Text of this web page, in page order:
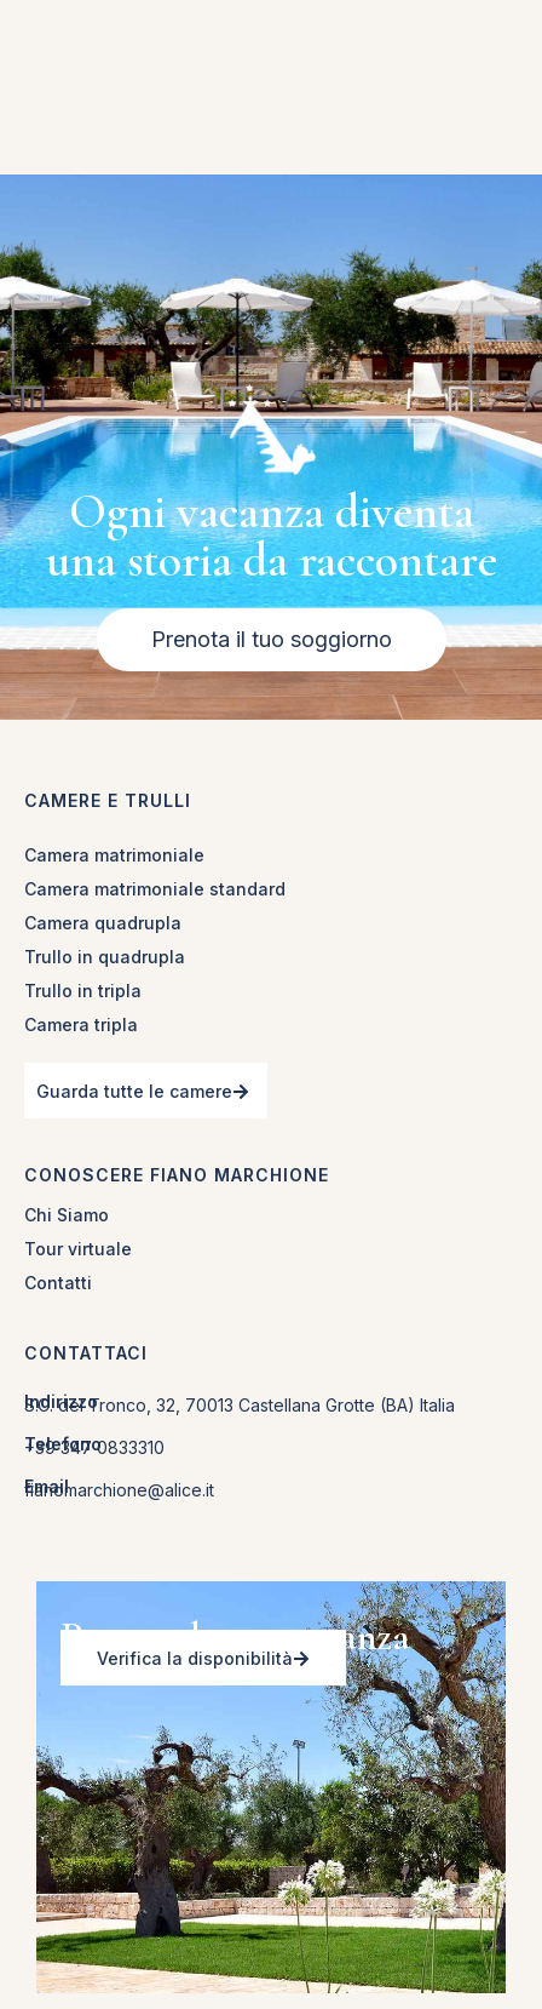
Ogni vacanza diventa
una storia da raccontare
Prenota il tuo soggiorno
CAMERE E TRULLI
Camera matrimoniale
Camera matrimoniale standard
Camera quadrupla
Trullo in quadrupla
Trullo in tripla
Camera tripla
Guarda tutte le camere
CONOSCERE FIANO MARCHIONE
Chi Siamo
Tour virtuale
Contatti
CONTATTACI
Indirizzo
S.C. del Tronco, 32, 70013 Castellana Grotte (BA) Italia
Telefono
+39 347 0833310
Email
fianomarchione@alice.it
Prenota la tua vacanza
Verifica la disponibilità